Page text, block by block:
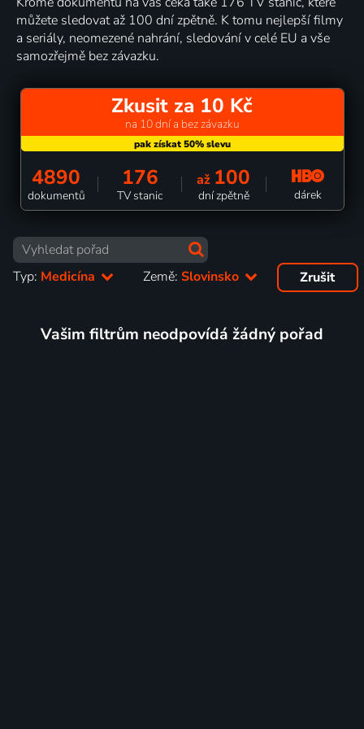
můžete sledovat až 100 dní zpětně. K tomu nejlepší filmy
a seriály, neomezené nahrání, sledování v celé EU a vše
samozřejmě bez závazku.
Zkusit za 10 Kč
na 10 dní a bez závazku
4890
dokumentů
176
TV stanic
až 100
dní zpětně dárek
Typ: Medicína Země:Slovinsko Zrušit
Vašim filtrům neodpovídá žádný pořad